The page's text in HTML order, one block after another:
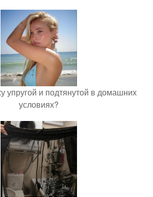
упругой и подтянутой в домашних
условиях?